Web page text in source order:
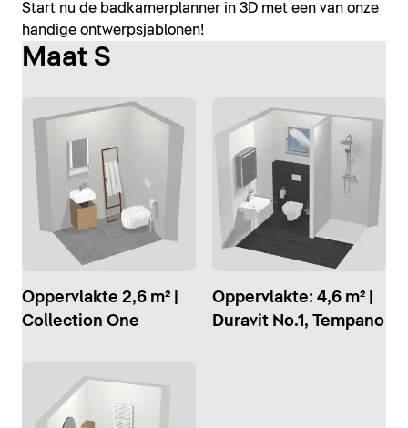
Start nu de badkamerplanner in 3D met een van onze
handige ontwerpsjablonen!
Maat S
Oppervlakte 2,6 m² |
Collection One
Oppervlakte: 4,6 m² |
Duravit No.1, Tempano